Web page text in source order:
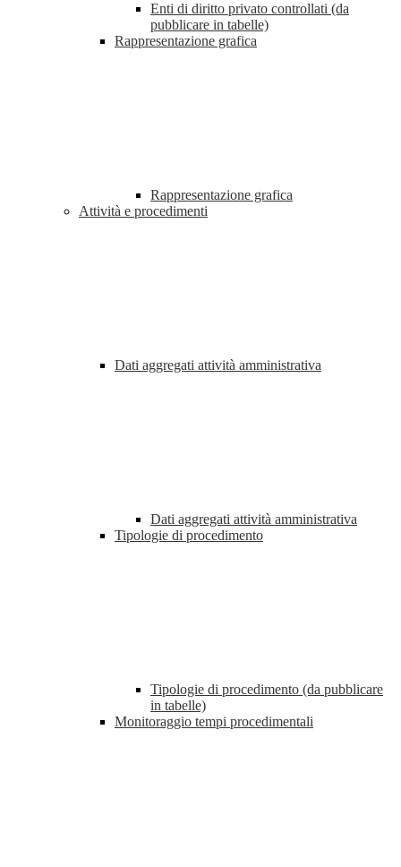
Enti di diritto privato controllati (da
pubblicare in tabelle)
Rappresentazione grafica
Rappresentazione grafica
Attività e procedimenti
Dati aggregati attività amministrativa
Dati aggregati attività amministrativa
Tipologie di procedimento
Tipologie di procedimento (da pubblicare
in tabelle)
Monitoraggio tempi procedimentali